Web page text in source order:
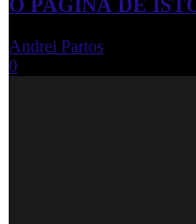
Andrei Partos
0